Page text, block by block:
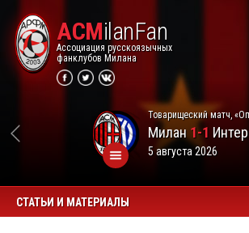
ACMilanFan
Ассоциация русскоязычных
фанклубов Милана
Товарищеский матч,
Милан1-1 Интер
5 августа 2026
СТАТЬИ И МАТЕРИАЛЫ